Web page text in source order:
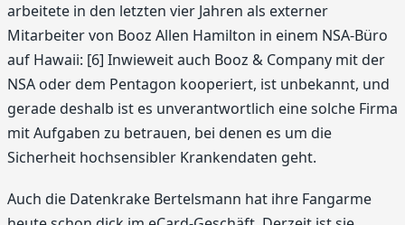
arbeitete in den letzten vier Jahren als externer
Mitarbeiter von Booz Allen Hamilton in einem NSA-Büro
auf Hawaii: [6] Inwieweit auch Booz & Company mit der
NSA oder dem Pentagon kooperiert, ist unbekannt, und
gerade deshalb ist es unverantwortlich eine solche Firma
mit Aufgaben zu betrauen, bei denen es um die
Sicherheit hochsensibler Krankendaten geht.
Auch die Datenkrake Bertelsmann hat ihre Fangarme